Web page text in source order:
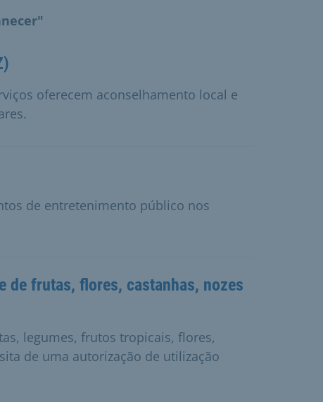
oferecem aconselhamento local e
de entretenimento público nos
de frutas, flores, castanhas, nozes
legumes, frutos tropicais, flores,
de uma autorização de utilização